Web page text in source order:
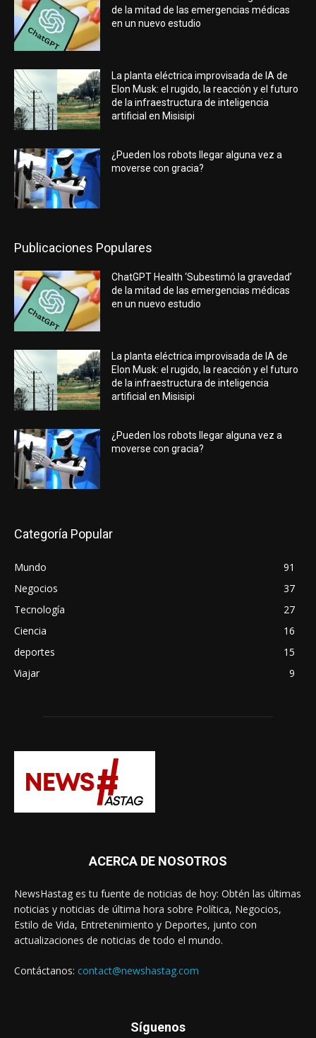
de la mitad de las emergencias médicas
en un nuevo estudio
La planta eléctrica improvisada de IA de
Elon Musk: el rugido, la reacción y el futuro
de la infraestructura de inteligencia
artificial en Misisipi
¿Pueden los robots llegar alguna vez a
moverse con gracia?
Publicaciones Populares
ChatGPT Health ‘Subestimó la gravedad’
de la mitad de las emergencias médicas
en un nuevo estudio
La planta eléctrica improvisada de IA de
Elon Musk: el rugido, la reacción y el futuro
de la infraestructura de inteligencia
artificial en Misisipi
¿Pueden los robots llegar alguna vez a
moverse con gracia?
Categoría Popular
Mundo
91
Negocios
37
Tecnología
27
Ciencia
16
deportes
15
Viajar
9
ACERCA DE NOSOTROS
NewsHastag es tu fuente de noticias de hoy: Obtén las últimas
noticias y noticias de última hora sobre Política, Negocios,
Estilo de Vida, Entretenimiento y Deportes, junto con
actualizaciones de noticias de todo el mundo.
Contáctanos: contact@newshastag.com
Síguenos